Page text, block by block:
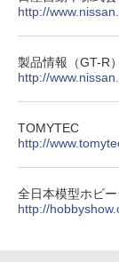
http://
製品情報（GT-R）
http://
TOMYTEC
http://
全日本模型ホビ
http://